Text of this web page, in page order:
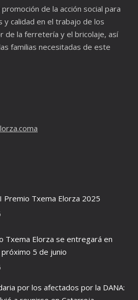
de la acción social para
y calidad en el trabajo de los
de la ferretería y el bricolaje, así
familias necesitadas de este
Premio Txema Elorza 2025
Txema Elorza se entregará en
5 de junio
por los afectados por la DANA: